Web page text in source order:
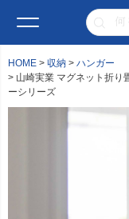
HOME 収納
ハンガー
山崎実業 マグネット折り
ーシリーズ